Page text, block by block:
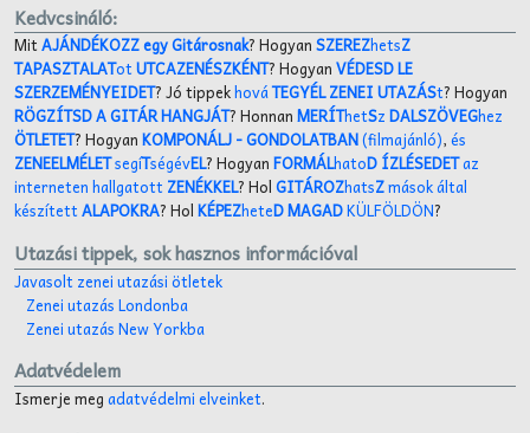
Kedvcsináló:
MitAJÁNDÉKOZZ egy Gitárosnak? HogyanSZEREZhetsZ
TAPASZTALATotUTCAZENÉSZKÉNT? HogyanVÉDESD LE
SZERZEMÉNYEIDET? Jó tippekhováTEGYÉL ZENEI UTAZÁSt? Hogyan
RÖGZÍTSD A GITÁR HANGJÁT? HonnanMERÍThetSzDALSZÖVEGhez
ÖTLETET? HogyanKOMPONÁLJ- GONDOLATBAN(filmajánló),és
ZENEELMÉLETsegíTségévEL? HogyanFORMÁLhatoD ÍZLÉSEDETaz
interneten hallgatott ZENÉKKEL? HolGITÁROZhatsZmások által
készítettALAPOKRA? HolKÉPEZheteD MAGADKÜLFÖLDÖN?
Utazási tippek, sok hasznos információval
Javasolt zenei utazási ötletek
Zenei utazás Londonba
Zenei utazás New Yorkba
Adatvédelem
Ismerje megadatvédelmi elveinket.